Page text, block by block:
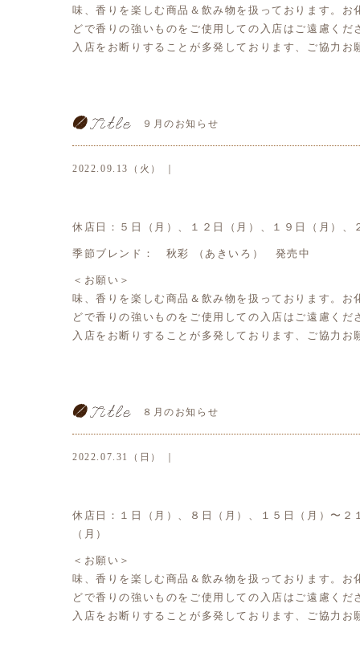
味、香りを楽しむ商品＆飲み物を扱っております。お
どで香りの強いものをご使用しての入店はご遠慮くだ
入店をお断りすることが多発しております、ご協力お
９月のお知らせ
2022.09.13（火） ｜
休店日：５日（月）、１２日（月）、１９日（月）、
季節ブレンド： 秋彩 （あきいろ） 発売中
＜お願い＞
味、香りを楽しむ商品＆飲み物を扱っております。お
どで香りの強いものをご使用しての入店はご遠慮くだ
入店をお断りすることが多発しております、ご協力お
８月のお知らせ
2022.07.31（日） ｜
休店日：１日（月）、８日（月）、１５日（月）〜２
（月）
＜お願い＞
味、香りを楽しむ商品＆飲み物を扱っております。お
どで香りの強いものをご使用しての入店はご遠慮くだ
入店をお断りすることが多発しております、ご協力お